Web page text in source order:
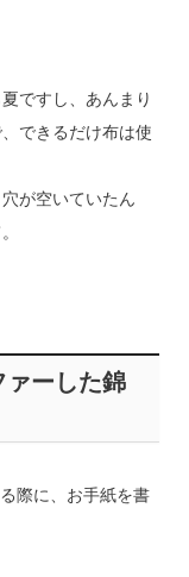
ですし、あんまり
できるだけ布は使
が空いていたん
ァーした錦
際に、お手紙を書